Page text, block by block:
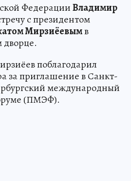
ФедерацииВладимир
с президентом
Мирзиёевымв
дворце.
поблагодарил
за приглашение в Санкт-
международный
(ПМЭФ).